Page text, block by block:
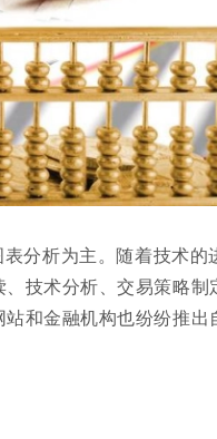
分析为主。随着技术
技术分析、交易策略制
和金融机构也纷纷推